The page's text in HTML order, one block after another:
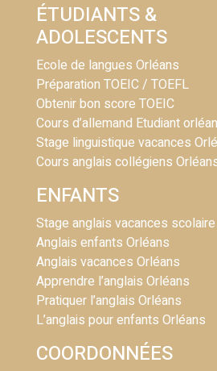
ÉTUDIANTS &
ADOLESCENTS
Ecole de langues Orléans
Préparation TOEIC / TOEFL
Obtenir bon score TOEIC
Cours d’allemand Etudiant
Stage linguistique vacances
Cours anglais collégiens
ENFANTS
Stage anglais vacances scolaire
Anglais enfants Orléans
Anglais vacances Orléans
Apprendre l’anglais Orléans
Pratiquer l’anglais Orléans
L’anglais pour enfants Orléans
COORDONNÉES